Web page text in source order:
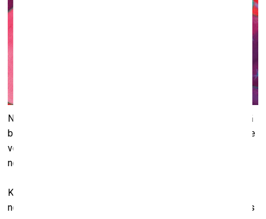
No 21. novembra līdz 2026. gada 12. aprīlim Modes muzejā
būs skatāma izstāde “Buduārs. Tas, par ko nerunā”. Izstāde
veltīta visprivātākajai no apģērba kārtām, ko parasti
nemēdza rādīt – ja nu vienīgi buduārā vai guļamistabā.
Kas īsti notika aiz buduāru durvīm? Un ko dāmas vilka zem
noslēpumaini šalcošajām un čaukstošajām zīda kleitām, kas